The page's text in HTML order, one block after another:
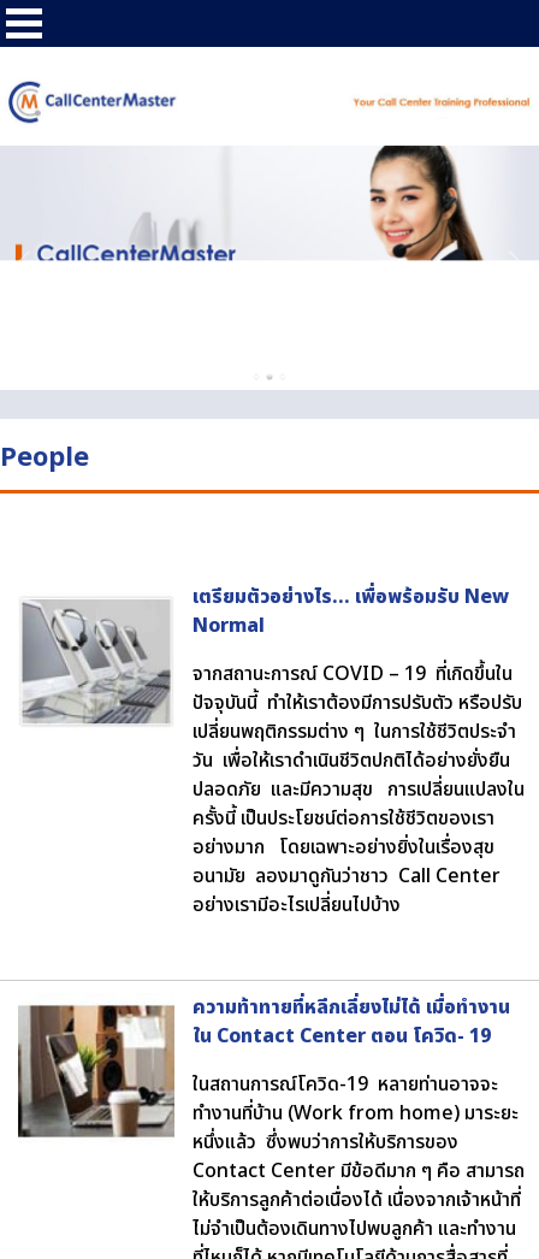
People
เตรียมตัวอย่างไร… เพื่อพร้อมรับ New
Normal
จากสถานะการณ์ COVID – 19 ที่เกิดขึ้นใน
ปัจจุบันนี้ ทำให้เราต้องมีการปรับตัว หรือปรับ
เปลี่ยนพฤติกรรมต่าง ๆ ในการใช้ชีวิตประจำ
วัน เพื่อให้เราดำเนินชีวิตปกติได้อย่างยั่งยืน
ปลอดภัย และมีความสุข การเปลี่ยนแปลงใน
ครั้งนี้ เป็นประโยชน์ต่อการใช้ชีวิตของเรา
อย่างมาก โดยเฉพาะอย่างยิ่งในเรื่องสุข
อนามัย ลองมาดูกันว่าชาว Call Center
อย่างเรามีอะไรเปลี่ยนไปบ้าง
ความท้าทายที่หลีกเลี่ยงไม่ได้ เมื่อทำงาน
ใน Contact Center ตอน โควิด- 19
ในสถานการณ์โควิด-19 หลายท่านอาจจะ
ทำงานที่บ้าน (Work from home) มาระยะ
หนึ่งแล้ว ซึ่งพบว่าการให้บริการของ
Contact Center มีข้อดีมาก ๆ คือ สามารถ
ให้บริการลูกค้าต่อเนื่องได้ เนื่องจากเจ้าหน้าที่
ไม่จำเป็นต้องเดินทางไปพบลูกค้า และทำงาน